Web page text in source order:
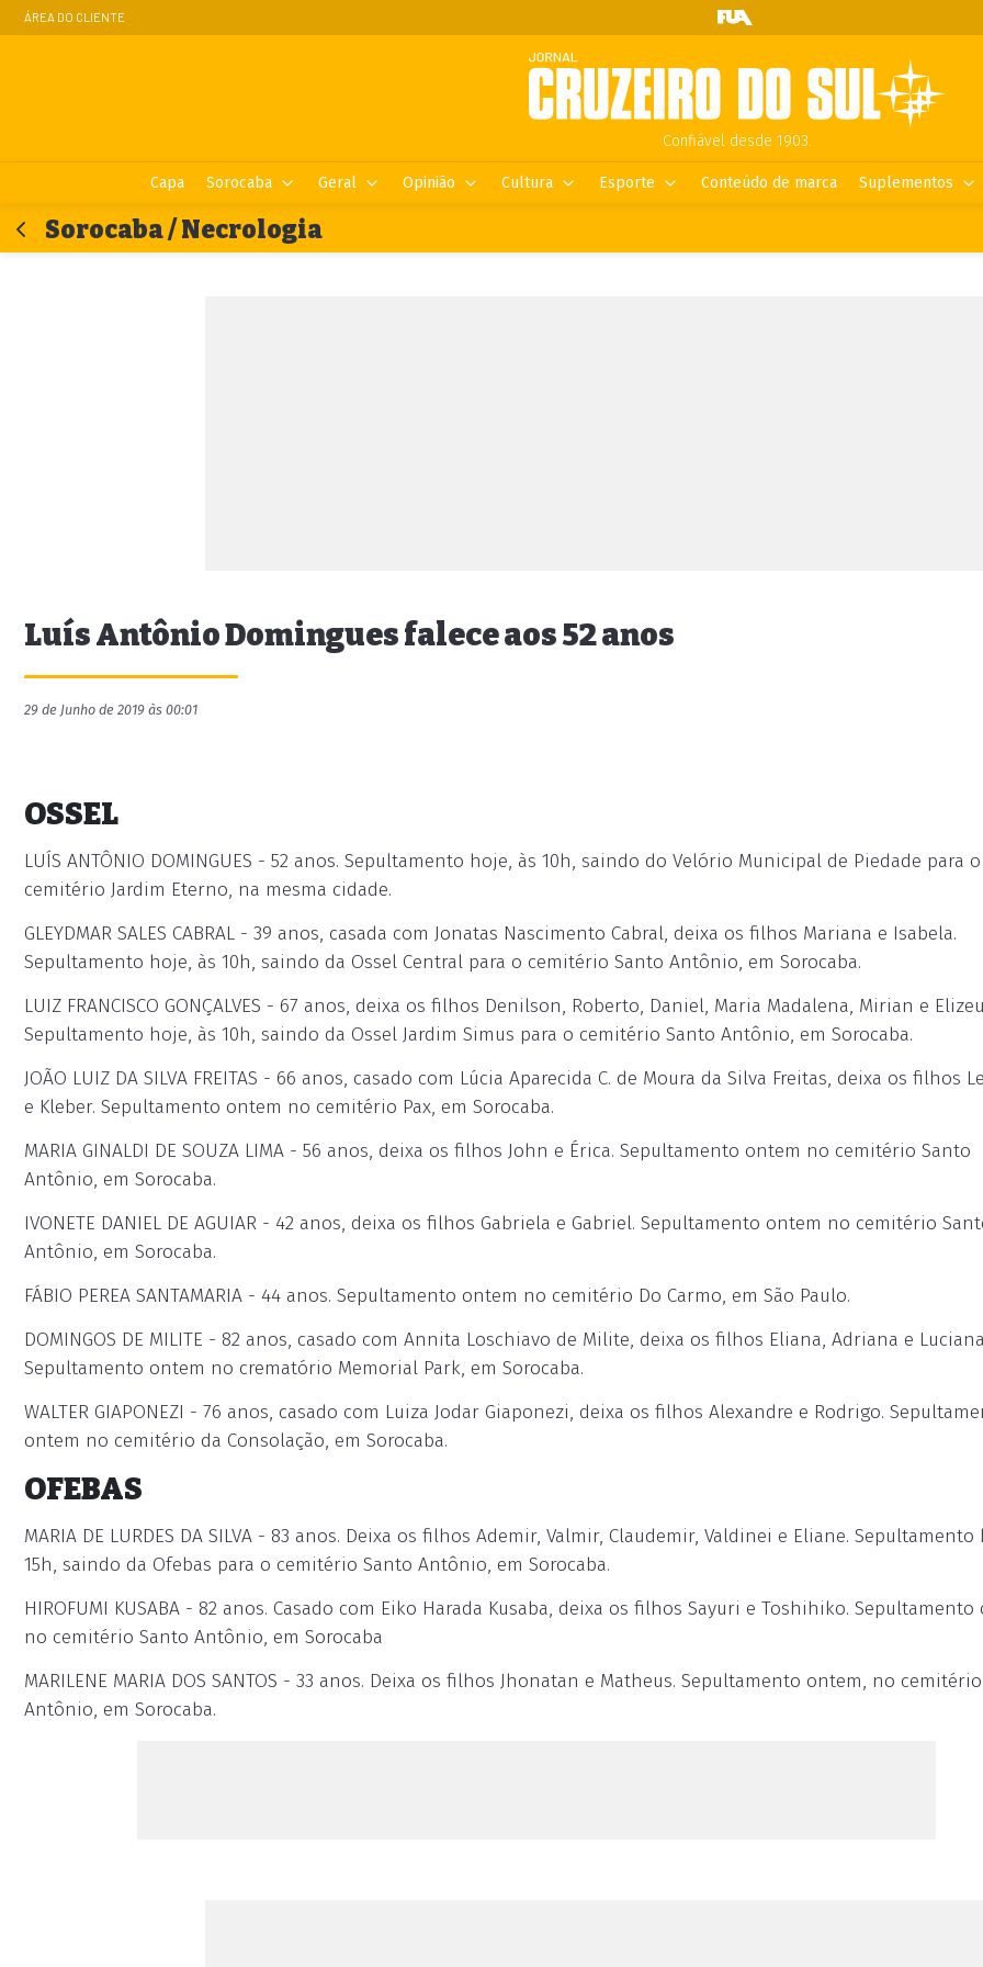
ÁREA DO CLIENTE
Confiável desde 1903.
Capa Sorocaba Geral Opinião Cultura Esporte Conteúdo de marca Suplementos
Sorocaba / Necrologia
Luís Antônio Domingues falece aos 52 anos
29 de Junho de 2019 às 00:01
OSSEL
LUÍS ANTÔNIO DOMINGUES - 52 anos. Sepultamento hoje, às 10h, saindo do Velório Municipal de Piedade para o
cemitério Jardim Eterno, na mesma cidade.
GLEYDMAR SALES CABRAL - 39 anos, casada com Jonatas Nascimento Cabral, deixa os filhos Mariana e Isabela.
Sepultamento hoje, às 10h, saindo da Ossel Central para o cemitério Santo Antônio, em Sorocaba.
LUIZ FRANCISCO GONÇALVES - 67 anos, deixa os filhos Denilson, Roberto, Daniel, Maria Madalena, Mirian e
Sepultamento hoje, às 10h, saindo da Ossel Jardim Simus para o cemitério Santo Antônio, em Sorocaba.
JOÃO LUIZ DA SILVA FREITAS - 66 anos, casado com Lúcia Aparecida C. de Moura da Silva Freitas, deixa os filhos
e Kleber. Sepultamento ontem no cemitério Pax, em Sorocaba.
MARIA GINALDI DE SOUZA LIMA - 56 anos, deixa os filhos John e Érica. Sepultamento ontem no cemitério Santo
Antônio, em Sorocaba.
IVONETE DANIEL DE AGUIAR - 42 anos, deixa os filhos Gabriela e Gabriel. Sepultamento ontem no cemitério
Antônio, em Sorocaba.
FÁBIO PEREA SANTAMARIA - 44 anos. Sepultamento ontem no cemitério Do Carmo, em São Paulo.
DOMINGOS DE MILITE - 82 anos, casado com Annita Loschiavo de Milite, deixa os filhos Eliana, Adriana e
Sepultamento ontem no crematório Memorial Park, em Sorocaba.
WALTER GIAPONEZI - 76 anos, casado com Luiza Jodar Giaponezi, deixa os filhos Alexandre e Rodrigo.
ontem no cemitério da Consolação, em Sorocaba.
OFEBAS
MARIA DE LURDES DA SILVA - 83 anos. Deixa os filhos Ademir, Valmir, Claudemir, Valdinei e Eliane. Sepultamento
15h, saindo da Ofebas para o cemitério Santo Antônio, em Sorocaba.
HIROFUMI KUSABA - 82 anos. Casado com Eiko Harada Kusaba, deixa os filhos Sayuri e Toshihiko. Sepultamento
no cemitério Santo Antônio, em Sorocaba
MARILENE MARIA DOS SANTOS - 33 anos. Deixa os filhos Jhonatan e Matheus. Sepultamento ontem, no
Antônio, em Sorocaba.